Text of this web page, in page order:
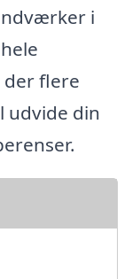
i
flere
udvide din